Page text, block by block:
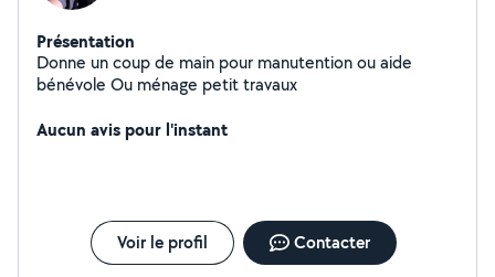
Présentation
Donne un coup de main pour manutention ou aide
bénévole Ou ménage petit travaux
Aucun avis pour l'instant
Voir le profil Contacter